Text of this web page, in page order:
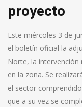
proyecto
Este miércoles 3 de
el boletín oficial la
Norte, la
en la zona. Se
el sector
que a su vez se